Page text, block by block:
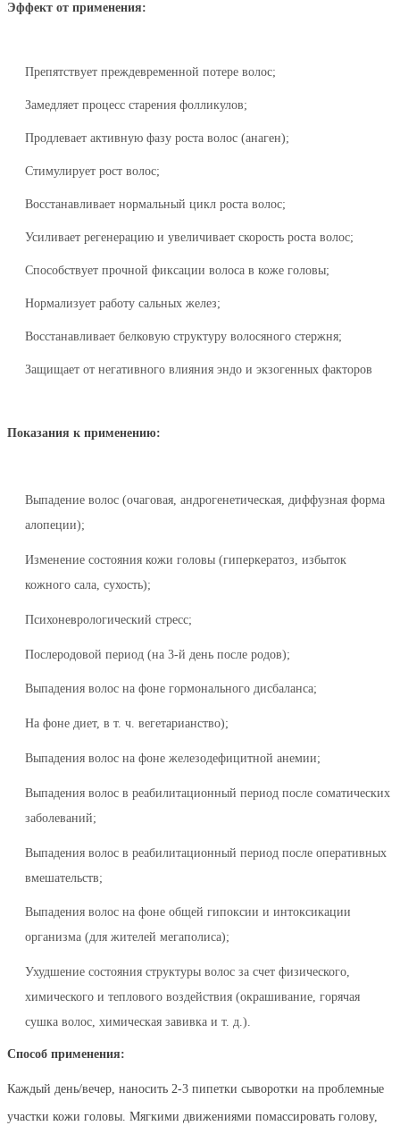
Эффект от применения:
Препятствует преждевременной потере волос;
Замедляет процесс старения фолликулов;
Продлевает активную фазу роста волос (анаген);
Стимулирует рост волос;
Восстанавливает нормальный цикл роста волос;
Усиливает регенерацию и увеличивает скорость роста волос;
Способствует прочной фиксации волоса в коже головы;
Нормализует работу сальных желез;
Восстанавливает белковую структуру волосяного стержня;
Защищает от негативного влияния эндо и экзогенных факторов
Показания к применению:
Выпадение волос (очаговая, андрогенетическая, диффузная форма
алопеции);
Изменение состояния кожи головы (гиперкератоз, избыток
кожного сала, сухость);
Психоневрологический стресс;
Послеродовой период (на 3-й день после родов);
Выпадения волос на фоне гормонального дисбаланса;
На фоне диет, в т. ч. вегетарианство);
Выпадения волос на фоне железодефицитной анемии;
Выпадения волос в реабилитационный период после соматических
заболеваний;
Выпадения волос в реабилитационный период после оперативных
вмешательств;
Выпадения волос на фоне общей гипоксии и интоксикации
организма (для жителей мегаполиса);
Ухудшение состояния структуры волос за счет физического,
химического и теплового воздействия (окрашивание, горячая
сушка волос, химическая завивка и т. д.).
Способ применения:
Каждый день/вечер, наносить 2-3 пипетки сыворотки на проблемные
участки кожи головы. Мягкими движениями помассировать голову,